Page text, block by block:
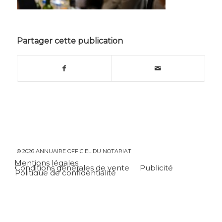
Partager cette publication
© 2026 ANNUAIRE OFFICIEL DU NOTARIAT
Mentions légales
Conditions générales de vente Publicité
Politique de confidentialité